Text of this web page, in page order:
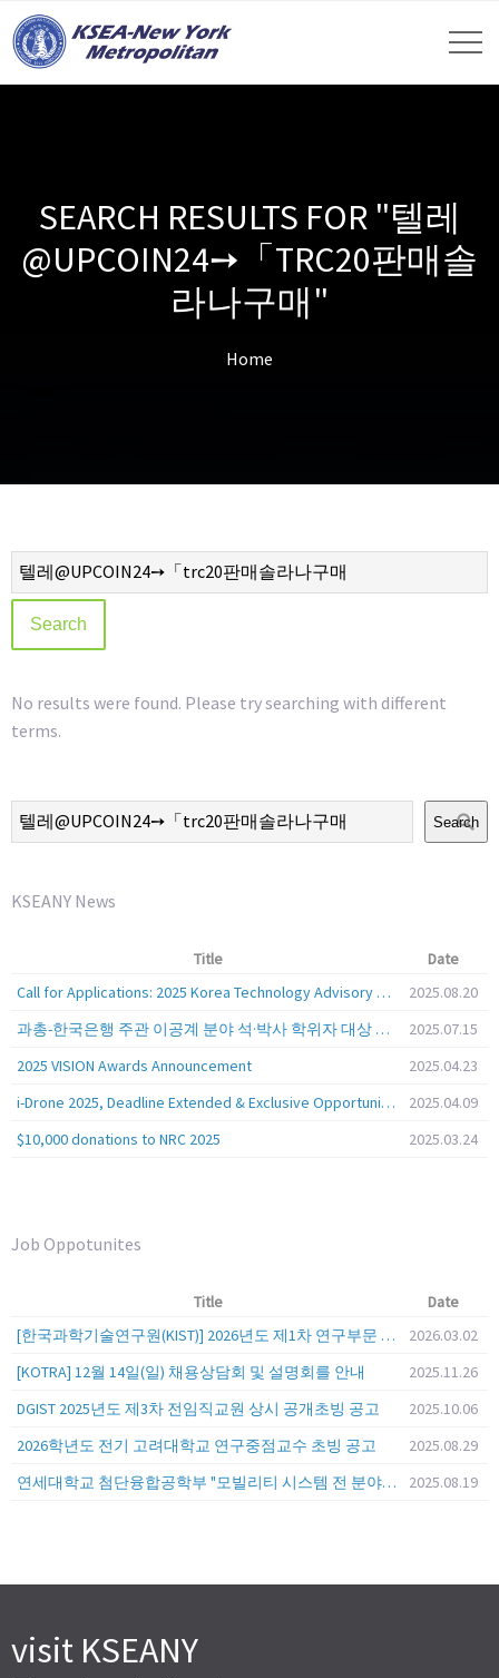
SEARCH RESULTS FOR "텔레
@UPCOIN24➙「TRC20판매솔
라나구매"
Home
No results were found. Please try searching with different
terms.
Search
KSEANY News
Title
Date
Call for Applications: 2025 Korea Technology Advisory Group (K-TAG)
2025.08.20
과총-한국은행 주관 이공계 분야 석·박사 학위자 대상 서베이
2025.07.15
2025 VISION Awards Announcement
2025.04.23
i-Drone 2025, Deadline Extended & Exclusive Opportunity to Travel to Korea!
2025.04.09
$10,000 donations to NRC 2025
2025.03.24
Job Oppotunites
Title
Date
[한국과학기술연구원(KIST)] 2026년도 제1차 연구부문 공개채용 안내
2026.03.02
[KOTRA] 12월 14일(일) 채용상담회 및 설명회를 안내
2025.11.26
DGIST 2025년도 제3차 전임직교원 상시 공개초빙 공고
2025.10.06
2026학년도 전기 고려대학교 연구중점교수 초빙 공고
2025.08.29
연세대학교 첨단융합공학부 "모빌리티 시스템 전 분야" 전임교원 특별채용 (2026년 9월 1일자 임용 예정)
2025.08.19
visit KSEANY